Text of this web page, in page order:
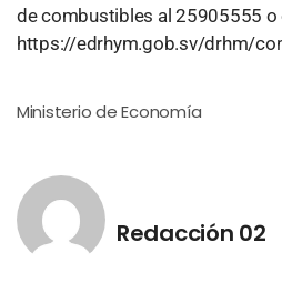
de combustibles al 25905555 o
https://edrhym.gob.sv/drhm/
Ministerio de Economía
Redacción 02